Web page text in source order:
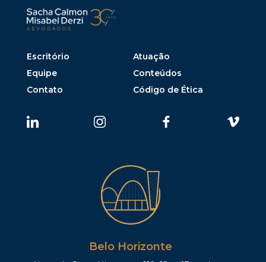
Escritório
Atuação
Equipe
Conteúdos
Contato
Código de Ética
Belo Horizonte